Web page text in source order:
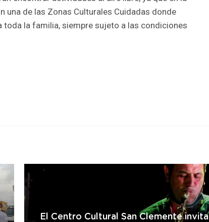
una de las Zonas Culturales Cuidadas donde
la familia, siempre sujeto a las condiciones
El Centro Cultural San Clemente invita